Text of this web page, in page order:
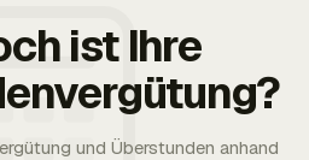
ist Ihre
und Überstunden anhand